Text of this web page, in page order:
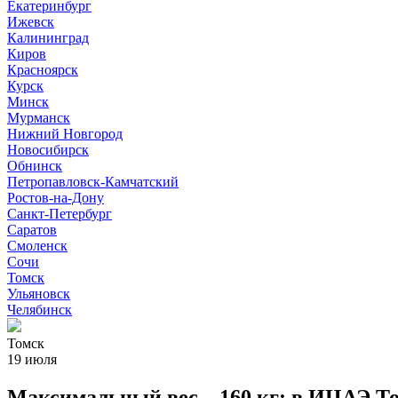
Екатеринбург
Ижевск
Калининград
Киров
Красноярск
Курск
Минск
Мурманск
Нижний Новгород
Новосибирск
Обнинск
Петропавловск-Камчатский
Ростов-на-Дону
Санкт-Петербург
Саратов
Смоленск
Сочи
Томск
Ульяновск
Челябинск
Томск
19 июля